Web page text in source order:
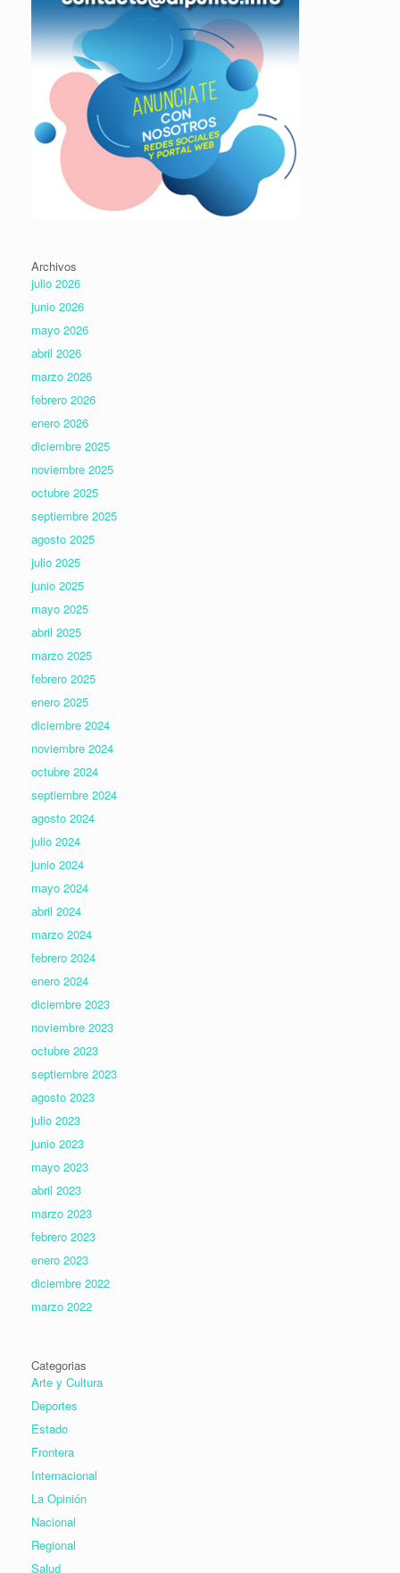
Archivos
julio 2026
junio 2026
mayo 2026
abril 2026
marzo 2026
febrero 2026
enero 2026
diciembre 2025
noviembre 2025
octubre 2025
septiembre 2025
agosto 2025
julio 2025
junio 2025
mayo 2025
abril 2025
marzo 2025
febrero 2025
enero 2025
diciembre 2024
noviembre 2024
octubre 2024
septiembre 2024
agosto 2024
julio 2024
junio 2024
mayo 2024
abril 2024
marzo 2024
febrero 2024
enero 2024
diciembre 2023
noviembre 2023
octubre 2023
septiembre 2023
agosto 2023
julio 2023
junio 2023
mayo 2023
abril 2023
marzo 2023
febrero 2023
enero 2023
diciembre 2022
marzo 2022
Categorias
Arte y Cultura
Deportes
Estado
Frontera
Internacional
La Opinión
Nacional
Regional
Salud